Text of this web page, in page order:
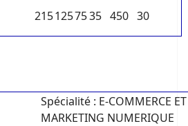
2151257535 450 30
Spécialité : E-COMMERCE ET
MARKETING NUMERIQUE